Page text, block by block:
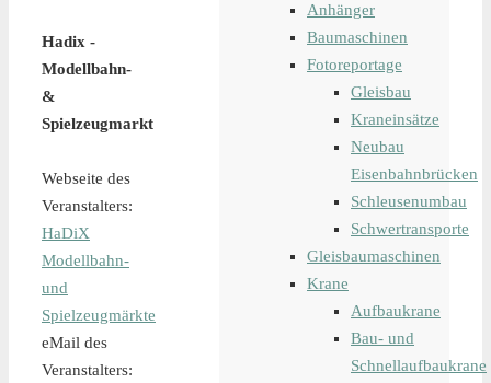
Hadix -
Modellbahn-
&
Spielzeugmarkt
Webseite des
Veranstalters:
HaDiX
Modellbahn-
und
Spielzeugmärkte
eMail des
Veranstalters:
Anhänger
Baumaschinen
Fotoreportage
Gleisbau
Kraneinsätze
Neubau
Eisenbahnbrücken
Schleusenumbau
Schwertransporte
Gleisbaumaschinen
Krane
Aufbaukrane
Bau- und
Schnellaufbaukrane